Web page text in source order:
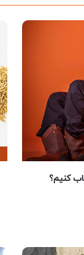
کنیم؟